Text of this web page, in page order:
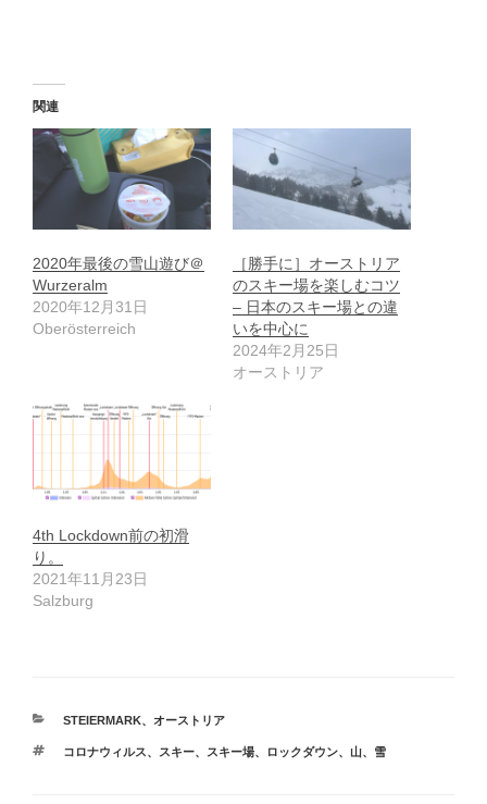
関連
2020年最後の雪山遊び＠
Wurzeralm
2020年12月31日
Oberösterreich
［勝手に］オーストリア
のスキー場を楽しむコツ
– 日本のスキー場との違
いを中心に
2024年2月25日
オーストリア
4th Lockdown前の初滑
り。
2021年11月23日
Salzburg
カ
ゴ
STEIERMARK、 オーストリア
タ
コロナウィルス、 スキー、 スキー場、 ロックダウン、 山、 雪